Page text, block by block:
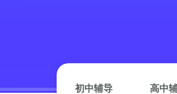
初中辅导 高中